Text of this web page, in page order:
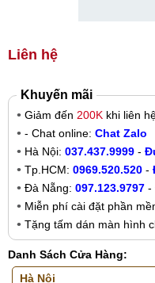
Liên hệ
Khuyến mãi
Giảm đến 200K khi liên
- Chat online: Chat Zalo
Hà Nội: 037.437.9999 -
Tp.HCM: 0969.520.520 -
Đà Nẵng: 097.123.9797 -
Miễn phí cài đặt phần
Tặng tấm dán màn hình
Danh Sách Cửa Hàng: